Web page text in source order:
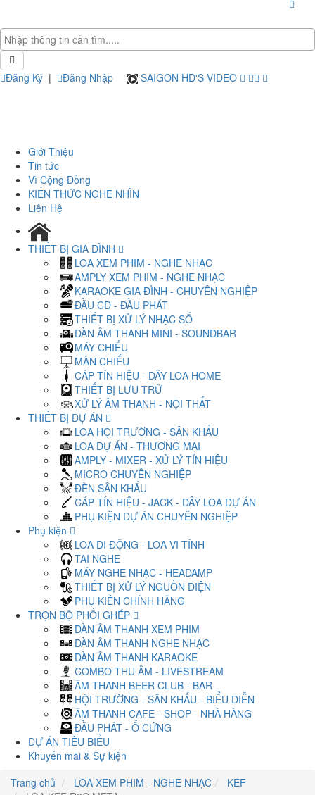
Đăng Ký | Đăng Nhập SAIGON HD'S VIDEO
Giới Thiệu
Tin tức
Vì Cộng Đồng
KIẾN THỨC NGHE NHÌN
Liên Hệ
THIẾT BỊ GIA ĐÌNH
LOA XEM PHIM - NGHE NHẠC
AMPLY XEM PHIM - NGHE NHẠC
KARAOKE GIA ĐÌNH - CHUYÊN NGHIỆP
ĐẦU CD - ĐẦU PHÁT
THIẾT BỊ XỬ LÝ NHẠC SỐ
DÀN ÂM THANH MINI - SOUNDBAR
MÁY CHIẾU
MÀN CHIẾU
CÁP TÍN HIỆU - DÂY LOA HOME
THIẾT BỊ LƯU TRỮ
XỬ LÝ ÂM THANH - NỘI THẤT
THIẾT BỊ DỰ ÁN
LOA HỘI TRƯỜNG - SÂN KHẤU
LOA DỰ ÁN - THƯƠNG MẠI
AMPLY - MIXER - XỬ LÝ TÍN HIỆU
MICRO CHUYÊN NGHIỆP
ĐÈN SÂN KHẤU
CÁP TÍN HIỆU - JACK - DÂY LOA DỰ ÁN
PHỤ KIỆN DỰ ÁN CHUYÊN NGHIỆP
Phụ kiện
LOA DI ĐỘNG - LOA VI TÍNH
TAI NGHE
MÁY NGHE NHẠC - HEADAMP
THIẾT BỊ XỬ LÝ NGUỒN ĐIỆN
PHỤ KIỆN CHÍNH HÃNG
TRỌN BỘ PHỐI GHÉP
DÀN ÂM THANH XEM PHIM
DÀN ÂM THANH NGHE NHẠC
DÀN ÂM THANH KARAOKE
COMBO THU ÂM - LIVESTREAM
ÂM THANH BEER CLUB - BAR
HỘI TRƯỜNG - SÂN KHẤU - BIỂU DIỄN
ÂM THANH CAFE - SHOP - NHÀ HÀNG
ĐẦU PHÁT - Ổ CỨNG
DỰ ÁN TIÊU BIỂU
Khuyến mãi & Sự kiện
Trang chủ
LOA XEM PHIM - NGHE NHẠC
KEF